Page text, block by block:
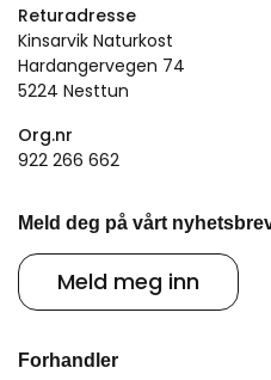
Returadresse
Kinsarvik Naturkost
Hardangervegen 74
5224 Nesttun
Org.nr
922 266 662
Meld deg på vårt
Meld meg inn
Forhandler